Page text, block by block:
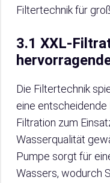
Filtertechnik für
3.1 XXL-
Die Filtertechnik
eine entscheidende
Filtration zum
Wasserqualität
Pumpe sorgt für
Wassers, wodurch